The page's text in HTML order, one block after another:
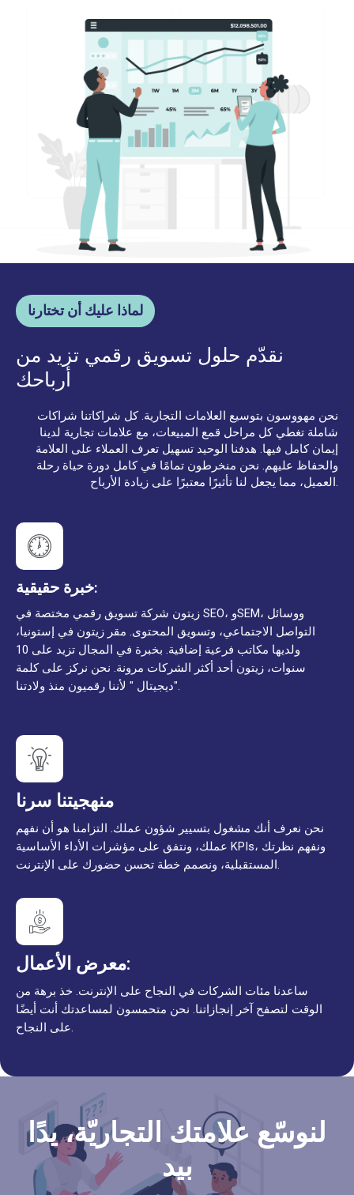
لماذا عليك أن تختارنا
نقدّم حلول تسويق رقمي تزيد من
أرباحك
نحن مهووسون بتوسيع العلامات التجارية. كل شراكاتنا شراكات
شاملة تغطي كل مراحل قمع المبيعات، مع علامات تجارية لدينا
إيمان كامل فيها. هدفنا الوحيد تسهيل تعرف العملاء على العلامة
والحفاظ عليهم. نحن منخرطون تمامًا في كامل دورة حياة رحلة
العميل، مما يجعل لنا تأثيرًا معتبرًا على زيادة الأرباح.
خبرة حقيقية:
زيتون شركة تسويق رقمي مختصة في SEO، وSEM، ووسائل
التواصل الاجتماعي، وتسويق المحتوى. مقر زيتون في إستونيا،
ولديها مكاتب فرعية إضافية. بخبرة في المجال تزيد على 10
سنوات، زيتون أحد أكثر الشركات مرونة. نحن نركز على كلمة
"ديجيتال " لأننا رقميون منذ ولادتنا.
معرض الأعمال:
ساعدنا مئات الشركات في النجاح على الإنترنت. خذ برهة من
الوقت لتصفح آخر إنجازاتنا. نحن متحمسون لمساعدتك أنت أيضًا
على النجاح.
منهجيتنا سرنا
نحن نعرف أنك مشغول بتسيير شؤون عملك. التزامنا هو أن نفهم
عملك، ونتفق على مؤشرات الأداء الأساسية KPIs، ونفهم نظرتك
المستقبلية، ونصمم خطة تحسن حضورك على الإنترنت.
لنوسّع علامتك التجاريّة، يدًا
بيد